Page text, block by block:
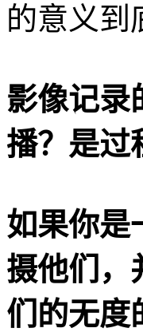
的意义到
影像记录
播？是过
如果你是
摄他们，
们的无度